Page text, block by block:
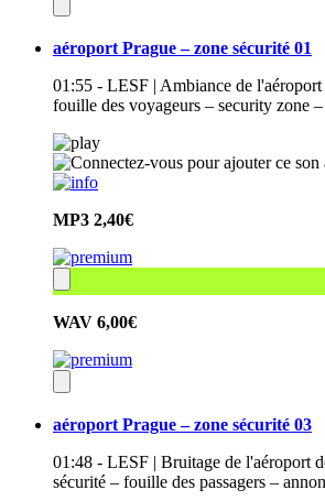
aéroport Prague – zone sécurité 01
01:55 - LESF | Ambiance de l'aéroport
fouille des voyageurs – security zone
MP3 2,40€
WAV 6,00€
aéroport Prague – zone sécurité 03
01:48 - LESF | Bruitage de l'aéroport
sécurité – fouille des passagers –